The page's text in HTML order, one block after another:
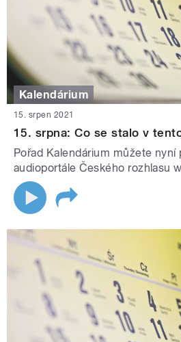
Kalendárium
15. srpen 2021
15. srpna: Co se stalo v
Pořad Kalendárium můžete
audioportále Českého rozhlasu